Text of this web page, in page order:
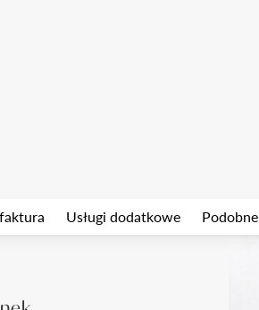
Usługi dodatkowe Podobne